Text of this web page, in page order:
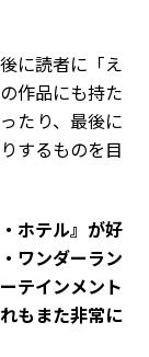
に読者に「え
作品にも持た
たり、最後に
するものを目
ホテル』が好
ワンダーラン
テインメント
もまた非常に